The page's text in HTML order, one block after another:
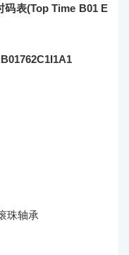
码表(Top Time B01 E
珠轴承